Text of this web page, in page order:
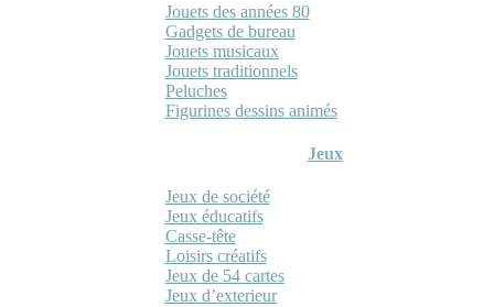
Jouets des années 80
Gadgets de bureau
Jouets musicaux
Jouets traditionnels
Peluches
Figurines dessins animés
Jeux
Jeux de société
Jeux éducatifs
Casse-tête
Loisirs créatifs
Jeux de 54 cartes
Jeux d’exterieur